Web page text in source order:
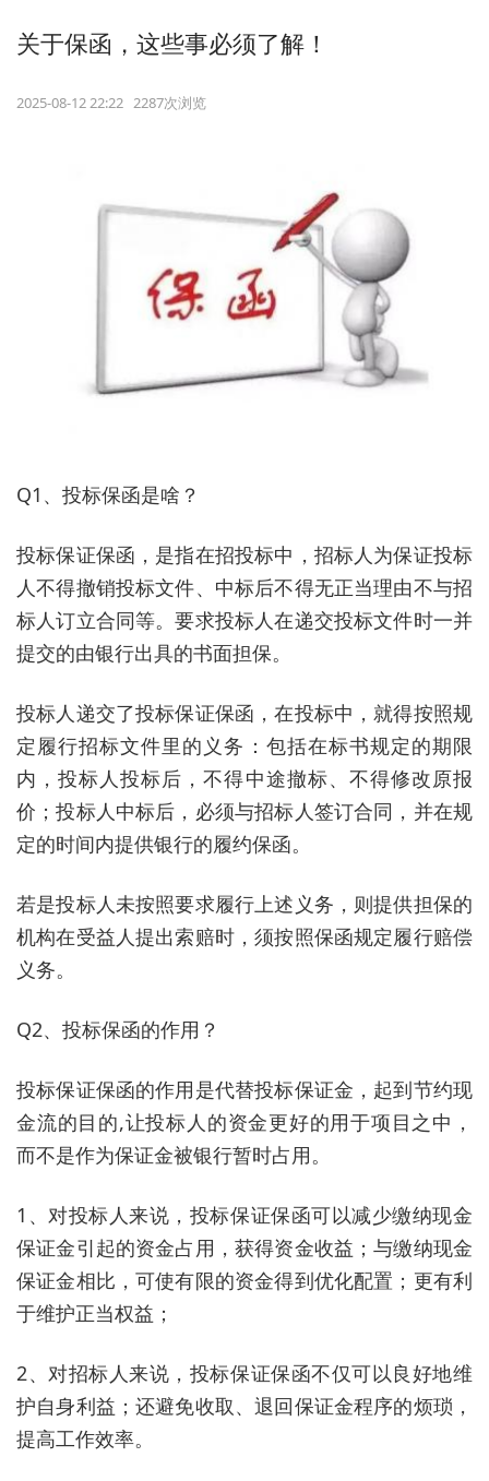
关于保函，这些事必须了解！
2025-08-12 22:22 2287次浏览
Q1、投标保函是啥？
投标保证保函，是指在招投标中，招标人为保证投标
人不得撤销投标文件、中标后不得无正当理由不与招
标人订立合同等。要求投标人在递交投标文件时一并
提交的由银行出具的书面担保。
投标人递交了投标保证保函，在投标中，就得按照规
定履行招标文件里的义务：包括在标书规定的期限
内，投标人投标后，不得中途撤标、不得修改原报
价；投标人中标后，必须与招标人签订合同，并在规
定的时间内提供银行的履约保函。
若是投标人未按照要求履行上述义务，则提供担保的
机构在受益人提出索赔时，须按照保函规定履行赔偿
义务。
Q2、投标保函的作用？
投标保证保函的作用是代替投标保证金，起到节约现
金流的目的,让投标人的资金更好的用于项目之中，
而不是作为保证金被银行暂时占用。
1、对投标人来说，投标保证保函可以减少缴纳现金
保证金引起的资金占用，获得资金收益；与缴纳现金
保证金相比，可使有限的资金得到优化配置；更有利
于维护正当权益；
2、对招标人来说，投标保证保函不仅可以良好地维
护自身利益；还避免收取、退回保证金程序的烦琐，
提高工作效率。